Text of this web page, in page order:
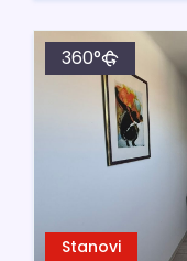
Stanovi
360°